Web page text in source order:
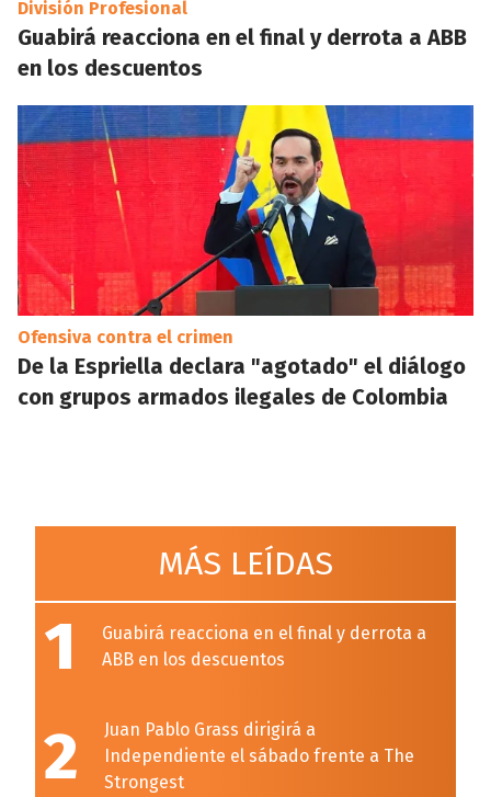
División Profesional
Guabirá reacciona en el final y derrota a ABB
en los descuentos
Ofensiva contra el crimen
De la Espriella declara "agotado" el diálogo
con grupos armados ilegales de Colombia
MÁS LEÍDAS
1
Guabirá reacciona en el final y derrota a
ABB en los descuentos
2
Juan Pablo Grass dirigirá a
Independiente el sábado frente a The
Strongest